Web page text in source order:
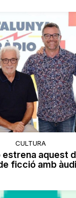
CULTURA
estrena aquest
ficció amb